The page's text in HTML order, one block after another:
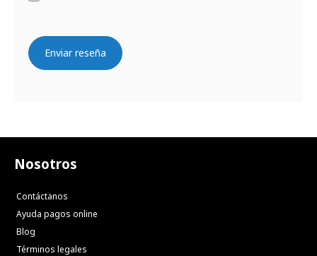
Enviar reseña
Nosotros
Contáctanos
Ayuda pagos online
Blog
Términos legales